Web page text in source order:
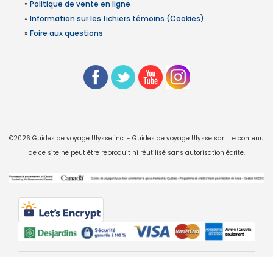
» Politique de vente en ligne
» Information sur les fichiers témoins (Cookies)
» Foire aux questions
©2026 Guides de voyage Ulysse inc. - Guides de voyage Ulysse sarl. Le contenu
de ce site ne peut être reproduit ni réutilisé sans autorisation écrite.